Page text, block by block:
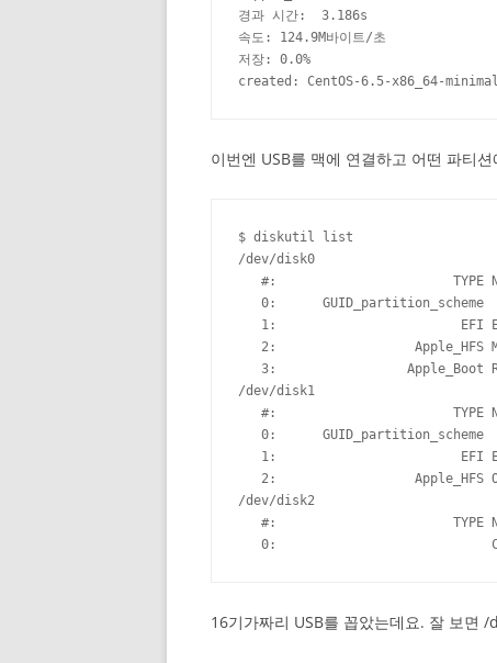
경과 시간:  3.186s
속도: 124.9M바이트/초
저장: 0.0%
created: CentOS-6.5-x86_64-
이번엔 USB를 맥에 연결하고 어떤 파티
$ diskutil list
/dev/disk0
#:                       TYPE
0:      GUID_partition_scheme
1:                        EFI
2:                  Apple_HFS
3:                 Apple_Boot
/dev/disk1
#:                       TYPE
0:      GUID_partition_scheme
1:                        EFI
2:                  Apple_HFS
/dev/disk2
#:                       TYPE
0:
16기가짜리 USB를 꼽았는데요. 잘 보면